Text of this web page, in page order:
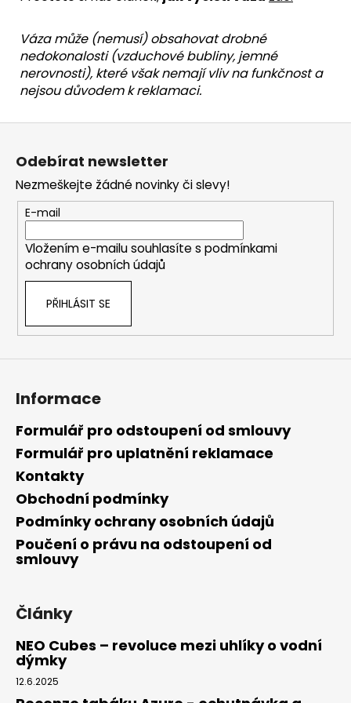
Váza může (nemusí) obsahovatdrobné
nedokonalosti(vzduchové bubliny, jemné
nerovnosti), které všaknemají vliv na funkčnosta
nejsou důvodem k reklamaci.
Odebírat newsletter
Nezmeškejte žádné novinky či slevy!
E-mail
Vložením e-mailu souhlasíte s podmínkami
ochrany osobních údajů
PŘIHLÁSIT SE
Informace
Formulář pro odstoupení od smlouvy
Formulář pro uplatnění reklamace
Kontakty
Obchodní podmínky
Podmínky ochrany osobních údajů
Poučení o právu na odstoupení od
smlouvy
Články
NEO Cubes – revoluce mezi uhlíky o vodní
dýmky
12.6.2025